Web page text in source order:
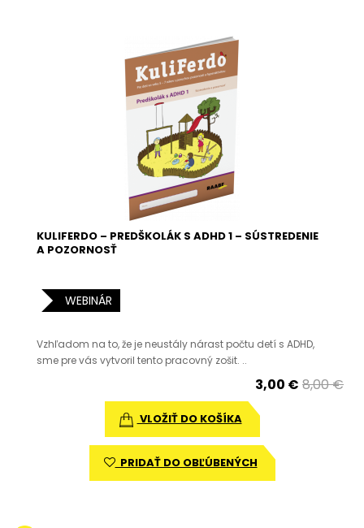
KULIFERDO – PREDŠKOLÁK S ADHD 1 – SÚSTREDENIE
A POZORNOSŤ
WEBINÁR
Vzhľadom na to, že je neustály nárast počtu detí s ADHD,
sme pre vás vytvoril tento pracovný zošit. ..
3,00 € 8,00 €
VLOŽIŤ DO KOŠÍKA
PRIDAŤ DO OBĽÚBENÝCH